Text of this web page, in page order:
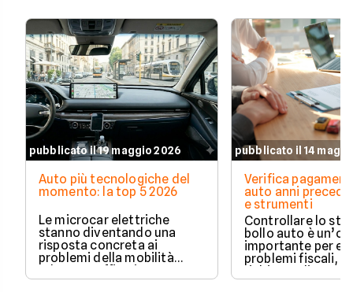
pubblicato il 19 maggio 2026
Auto più tecnologiche del
momento: la top 5 2026
Le microcar elettriche
stanno diventando una
risposta concreta ai
problemi della mobilità
urbana: traffico intenso,
parcheggi limitati e costi di
pubblicato il 14
Verifica
auto anni
e strumenti
Controllare lo
bollo auto è
importante per
problemi fiscali,
richieste di
inattese.